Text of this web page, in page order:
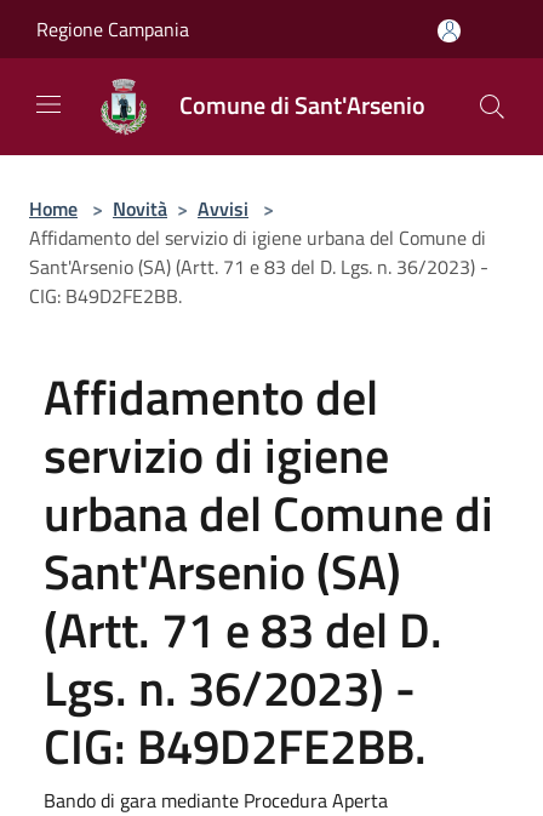
Regione Campania
Comune di Sant'Arsenio
Home > Novità > Avvisi >
Affidamento del servizio di igiene urbana del Comune di
Sant'Arsenio (SA) (Artt. 71 e 83 del D. Lgs. n. 36/2023) -
CIG: B49D2FE2BB.
Affidamento del
servizio di igiene
urbana del Comune di
Sant'Arsenio (SA)
(Artt. 71 e 83 del D.
Lgs. n. 36/2023) -
CIG: B49D2FE2BB.
Bando di gara mediante Procedura Aperta